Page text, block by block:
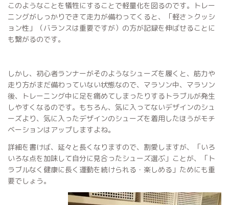
このようなことを犠牲にすることで軽量化を図るのです。トレー
ニングがしっかりできて走力が備わってくると、「軽さ＞クッシ
ョン性」（バランスは重要ですが）の方が記録を伸ばせることに
も繋がるのです。
しかし、初心者ランナーがそのようなシューズを履くと、筋力や
走り方がまだ備わっていない状態なので、マラソン中、マラソン
後、トレーニング中に足を痛めてしまったりするトラブルが発生
しやすくなるのです。もちろん、気に入ってないデザインのシュ
ーズより、気に入ったデザインのシューズを着用したほうがモチ
ベーションはアップしますよね。
詳細を書けば、延々と長くなりますので、割愛しますが、「いろ
いろな点を加味して自分に見合ったシューズ選ぶ」ことが、「ト
ラブルなく健康に長く運動を続けられる・楽しめる」ためにも重
要でしょう。